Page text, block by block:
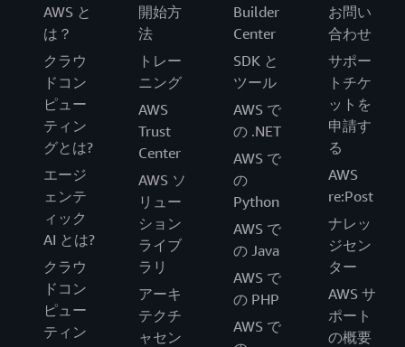
AWS と
は？
クラウ
ドコン
ピュー
ティン
グとは?
エージ
ェンテ
ィック
AI とは?
クラウ
ドコン
ピュー
ティン
開始方
法
トレー
ニング
AWS
Trust
Center
AWS ソ
リュー
ション
ライブ
ラリ
アーキ
テクチ
ャセン
Builder
Center
SDK と
ツール
AWS で
の .NET
AWS で
の
Python
AWS で
の Java
AWS で
の PHP
AWS で
お問い
合わせ
サポー
トチケ
ットを
申請す
る
AWS
re:Post
ナレッ
ジセン
ター
AWS サ
ポート
の概要